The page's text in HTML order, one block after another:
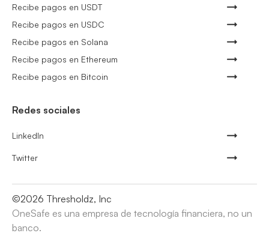
Recibe pagos en USDT
Recibe pagos en USDC
Recibe pagos en Solana
Recibe pagos en Ethereum
Recibe pagos en Bitcoin
Redes sociales
LinkedIn
Twitter
©2026 Thresholdz, Inc
OneSafe es una empresa de tecnología financiera, no un
banco.